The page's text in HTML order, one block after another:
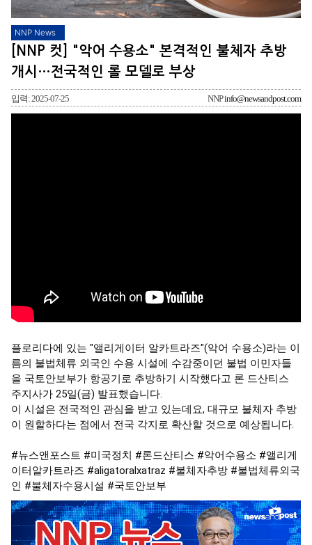
NNP News
[NNP 컷] "악어 수용소" 본격적인 불체자 추방
개시…전국적인 롤 모델로 부상
입력: 2025-07-25 NNPinfo@newsandpost.com
플로리다에 있는 "앨리게이터 알카트라즈"(악어 수용소)라는 이
름의 불법체류 외국인 수용 시설에 수감중이던 불법 이민자들
을 국토안보부가 항공기로 추방하기 시작했다고 론 드산티스
주지사가 25일(금) 발표했습니다.
이 시설은 전국적인 관심을 받고 있는데요, 대규모 불체자 추방
이 원할하다는 점에서 전국 각지로 확산할 것으로 예상됩니다.
#뉴스앤포스트 #미국정치 #론드산티스 #악어수용소 #앨리게
이터알카트라즈 #aligatoralxatraz #불체자추방 #불법체류외국
인 #불체자수용시설 #국토안보부